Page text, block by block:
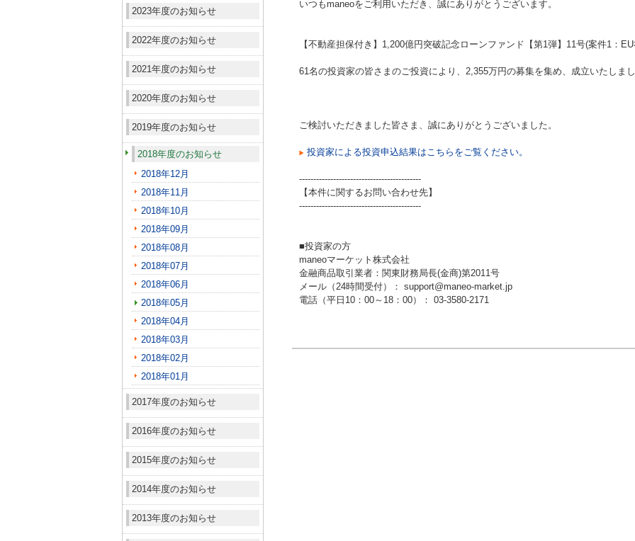
2023年度のお知らせ
2022年度のお知らせ
2021年度のお知らせ
2020年度のお知らせ
2019年度のお知らせ
2018年度のお知らせ
2018年12月
2018年11月
2018年10月
2018年09月
2018年08月
2018年07月
2018年06月
2018年05月
2018年04月
2018年03月
2018年02月
2018年01月
2017年度のお知らせ
2016年度のお知らせ
2015年度のお知らせ
2014年度のお知らせ
2013年度のお知らせ
いつもmaneoをご利用いただき、誠にありがとうございます。
【不動産担保付き】1,200億円突破記念ローンファンド【第1弾】11号(案件1：
61名の投資家の皆さまのご投資により、2,355万円の募集を集め、成立いたしま
ご検討いただきました皆さま、誠にありがとうございました。
投資家による投資申込結果はこちらをご覧ください。
-------------------------------------------
【本件に関するお問い合わせ先】
-------------------------------------------
■投資家の方
maneoマーケット株式会社
金融商品取引業者：関東財務局長(金商)第2011号
メール（24時間受付）： support@maneo-market.jp
電話（平日10：00～18：00）： 03-3580-2171